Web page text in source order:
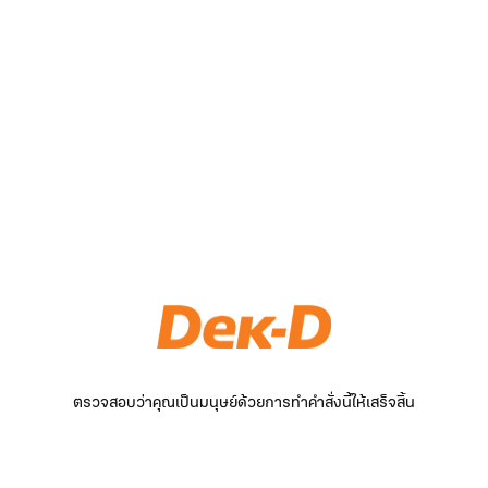
ตรวจสอบว่าคุณเป็นมนุษย์ด้วยการทำคำสั่งนี้ให้เสร็จสิ้น